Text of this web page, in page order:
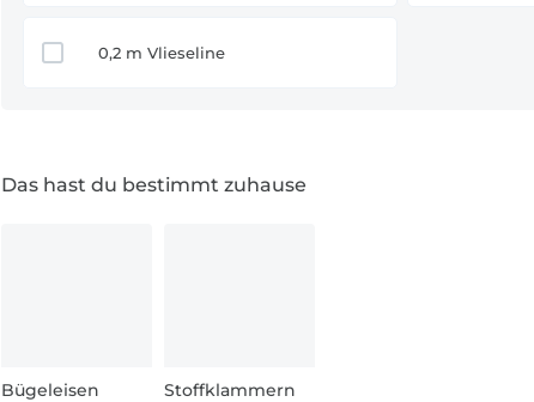
0,2 m Vlieseline
Das hast du bestimmt zuhause
Bügeleisen Stoffklammern